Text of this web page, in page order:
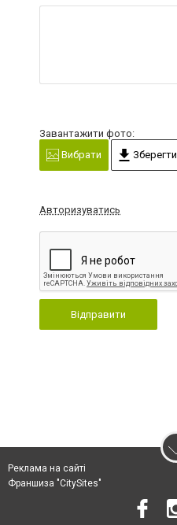
Завантажити фото:
Вибрати
Зберегти
Авторизуватись
Відправити
Реклама на сайті
Франшиза "CitySites"